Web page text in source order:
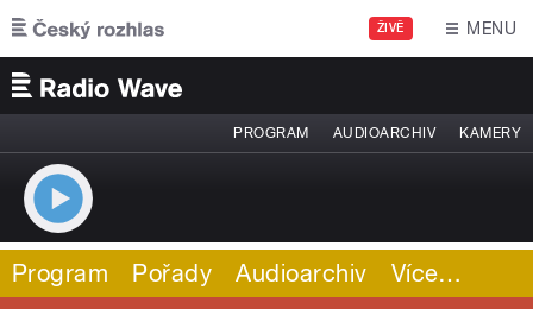
Přejít k hlavnímu obsahu
ŽIVĚ MENU
PROGRAM AUDIOARCHIV KAMERY
Program Pořady Audioarchiv Více…